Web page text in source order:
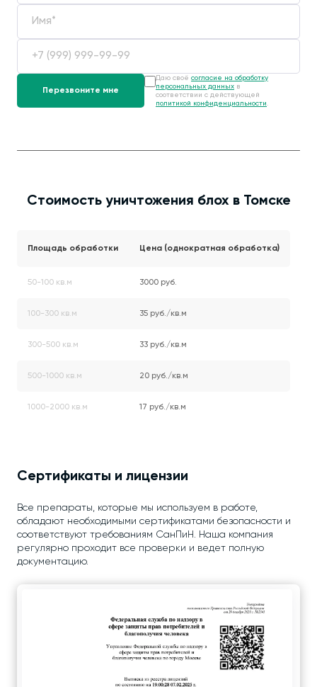
Даю своё согласие на обработку
персональных данных в
соответствии с действующей
политикой конфиденциальности .
Стоимость уничтожения блох в Томске
Площадь обработки Цена (однократная обработка)
50-100 кв.м 3000 руб.
100-300 кв.м 35 руб./кв.м
300-500 кв.м 33 руб./кв.м
500-1000 кв.м 20 руб./кв.м
1000-2000 кв.м 17 руб./кв.м
Сертификаты и лицензии
Все препараты, которые мы используем в работе,
обладают необходимыми сертификатами безопасности и
соответствуют требованиям СанПиН. Наша компания
регулярно проходит все проверки и ведет полную
документацию.